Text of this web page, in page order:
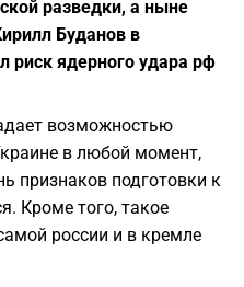
разведки, а ныне
Буданов в
риск ядерного удара рф
возможностью
в любой момент,
признаков подготовки к
Кроме того, такое
россии и в кремле